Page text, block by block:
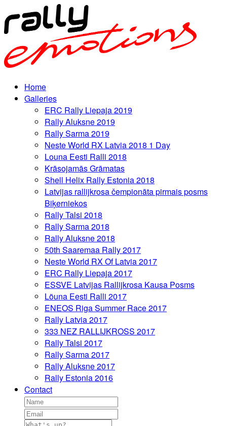
Home
Galleries
ERC Rally Liepaja 2019
Rally Aluksne 2019
Rally Sarma 2019
Neste World RX Latvia 2018 1 Day
Louna Eesti Ralli 2018
Krāsojamās Grāmatas
Shell Helix Rally Estonia 2018
Latvijas rallijkrosa čempionāta pirmais posms
Biķerniekos
Rally Talsi 2018
Rally Sarma 2018
Rally Aluksne 2018
50th Saaremaa Rally 2017
Neste World RX Of Latvia 2017
ERC Rally Liepaja 2017
ESSVE Latvijas Rallijkrosa Kausa Posms
Lõuna Eesti Ralli 2017
ENEOS Riga Summer Race 2017
Rally Latvia 2017
333 NEZ RALLIJKROSS 2017
Rally Talsi 2017
Rally Sarma 2017
Rally Aluksne 2017
Rally Estonia 2016
Contact